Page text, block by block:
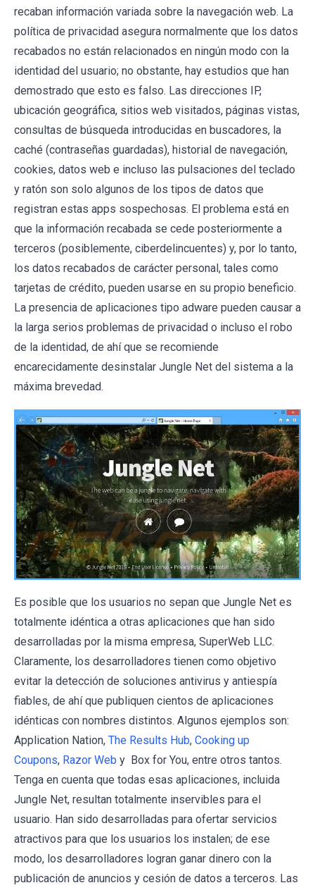
recaban información variada sobre la navegación web. La
política de privacidad asegura normalmente que los datos
recabados no están relacionados en ningún modo con la
identidad del usuario; no obstante, hay estudios que han
demostrado que esto es falso. Las direcciones IP,
ubicación geográfica, sitios web visitados, páginas vistas,
consultas de búsqueda introducidas en buscadores, la
caché (contraseñas guardadas), historial de navegación,
cookies, datos web e incluso las pulsaciones del teclado
y ratón son solo algunos de los tipos de datos que
registran estas apps sospechosas. El problema está en
que la información recabada se cede posteriormente a
terceros (posiblemente, ciberdelincuentes) y, por lo tanto,
los datos recabados de carácter personal, tales como
tarjetas de crédito, pueden usarse en su propio beneficio.
La presencia de aplicaciones tipo adware pueden causar a
la larga serios problemas de privacidad o incluso el robo
de la identidad, de ahí que se recomiende
encarecidamente desinstalar Jungle Net del sistema a la
máxima brevedad.
Es posible que los usuarios no sepan que Jungle Net es
totalmente idéntica a otras aplicaciones que han sido
desarrolladas por la misma empresa, SuperWeb LLC.
Claramente, los desarrolladores tienen como objetivo
evitar la detección de soluciones antivirus y antiespía
fiables, de ahí que publiquen cientos de aplicaciones
idénticas con nombres distintos. Algunos ejemplos son:
Application Nation, The Results Hub, Cooking up
Coupons, Razor Web y Box for You, entre otros tantos.
Tenga en cuenta que todas esas aplicaciones, incluida
Jungle Net, resultan totalmente inservibles para el
usuario. Han sido desarrolladas para ofertar servicios
atractivos para que los usuarios los instalen; de ese
modo, los desarrolladores logran ganar dinero con la
publicación de anuncios y cesión de datos a terceros. Las